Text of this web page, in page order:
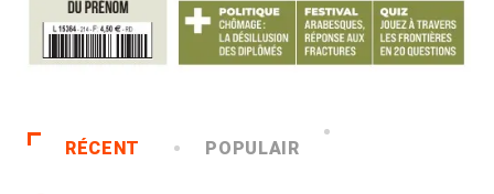
RÉCENT POPULAIR